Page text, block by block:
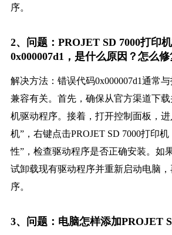
序。
2、问题：PROJET SD 7000打印
0x000007d1，是什么原因？怎么修
解决方法：错误代码0x000007d1通常
兼容有关。首先，确保从官方渠道下
机驱动程序。接着，打开控制面板，进
机”，右键点击PROJET SD 7000打印
性”，检查驱动程序是否正确安装。如
试卸载现有驱动程序并重新启动电脑
序。
3、问题：电脑怎样添加PROJET